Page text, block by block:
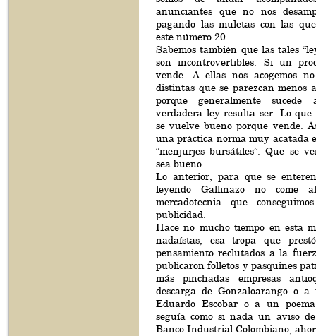
anunciantes que no nos
pagando las muletas con las
este número 20.
Sabemos también que las tales
son incontrovertibles: Si un
vende. A ellas nos acogemos
distintas que se parezcan menos
porque generalmente
verdadera ley resulta ser: Lo que
se vuelve bueno porque vende.
una práctica norma muy acatada
“menjurjes bursátiles”: Que se
sea bueno.
Lo anterior, para que se
leyendo Gallinazo no come
mercadotecnia que
publicidad.
Hace no mucho tiempo en esta
nadaístas, esa tropa que
pensamiento reclutados a la
publicaron folletos y pasquines
más pinchadas empresas
descarga de Gonzaloarango o
Eduardo Escobar o a un
seguía como si nada un aviso
Banco Industrial Colombiano,